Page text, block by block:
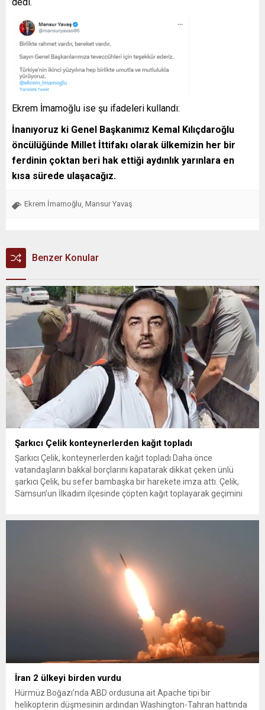
Ekrem İmamoğlu ise şu ifadeleri kullandı:
İnanıyoruz ki Genel Başkanımız Kemal Kılıçdaroğlu
öncülüğünde Millet İttifakı olarak ülkemizin her bir
ferdinin çoktan beri hak ettiği aydınlık yarınlara en
kısa sürede ulaşacağız.
Ekrem İmamoğlu Mansur Yavaş
Benzer Konular
Şarkıcı Çelik konteynerlerden kağıt topladı
Şarkıcı Çelik, konteynerlerden kağıt topladı Daha önce
vatandaşların bakkal borçlarını kapatarak dikkat çeken ünlü
şarkıcı Çelik, bu sefer bambaşka bir harekete imza attı. Çelik,
Samsun’un İlkadım ilçesinde çöpten kağıt toplayarak geçimini
İran 2 ülkeyi birden vurdu
Hürmüz Boğazı’nda ABD ordusuna ait Apache tipi bir
helikopterin düşmesinin ardından Washington-Tahran hattında